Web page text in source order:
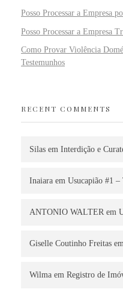
Posso Processar a Empresa
Posso Processar a Empresa
Como Provar Violência
Testemunhos
RECENT COMMENTS
Silas em Interdição e
Inaiara em Usucapião #1
ANTONIO WALTER em
Giselle Coutinho Freitas
Wilma em Registro de